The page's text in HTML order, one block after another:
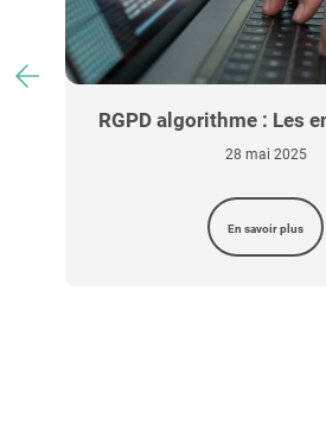
RGPD algorithme : Les
28 mai 2025
En savoir plus